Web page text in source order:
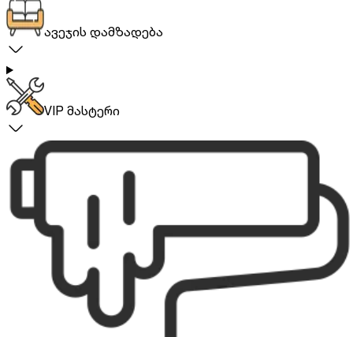
ავეჯის დამზადება
VIP მასტერი